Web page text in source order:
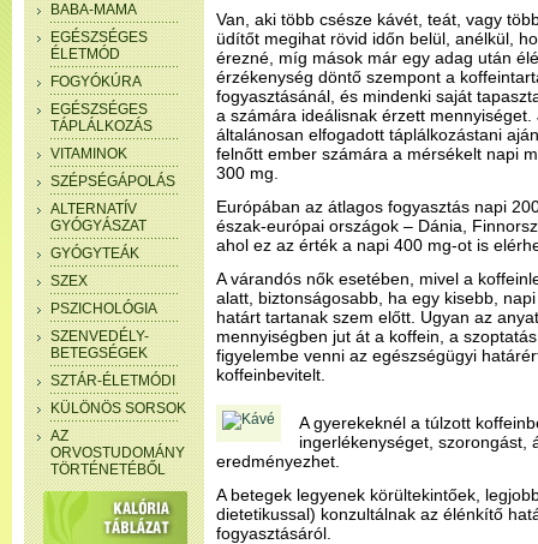
BABA-MAMA
EGÉSZSÉGES
ÉLETMÓD
FOGYÓKÚRA
EGÉSZSÉGES
TÁPLÁLKOZÁS
VITAMINOK
SZÉPSÉGÁPOLÁS
ALTERNATÍV
GYÓGYÁSZAT
GYÓGYTEÁK
SZEX
PSZICHOLÓGIA
SZENVEDÉLY-
BETEGSÉGEK
SZTÁR-ÉLETMÓDI
KÜLÖNÖS SORSOK
AZ
ORVOSTUDOMÁNY
TÖRTÉNETÉBŐL
Van, aki több csésze kávét, teát, vagy
üdítőt megihat rövid időn belül, anélkül,
érezné, míg mások már egy adag után
érzékenység döntő szempont a
fogyasztásánál, és mindenki saját
a számára ideálisnak érzett
általánosan elfogadott táplálkozástani
felnőtt ember számára a mérsékelt napi
300 mg.
Európában az átlagos fogyasztás napi
észak-európai országok – Dánia,
ahol ez az érték a napi 400 mg-ot is
A várandós nők esetében, mivel a
alatt, biztonságosabb, ha egy kisebb,
határt tartanak szem előtt. Ugyan az
mennyiségben jut át a koffein, a
figyelembe venni az egészségügyi
koffeinbevitelt.
A gyerekeknél a túlzott
ingerlékenységet, szorongást,
eredményezhet.
A betegek legyenek körültekintőek,
dietetikussal) konzultálnak az élénkítő
fogyasztásáról.